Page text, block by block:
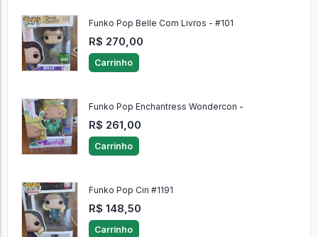
Funko Pop Belle Com Livros - #101
R$ 270,00
Carrinho
Funko Pop Enchantress Wondercon -
R$ 261,00
Carrinho
Funko Pop Ciri #1191
R$ 148,50
Carrinho